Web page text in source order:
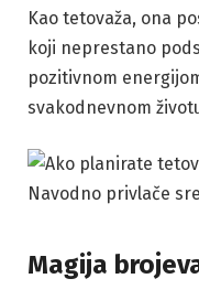
Kao tetovaža, ona
koji neprestano
pozitivnom
svakodnevnom
Magija